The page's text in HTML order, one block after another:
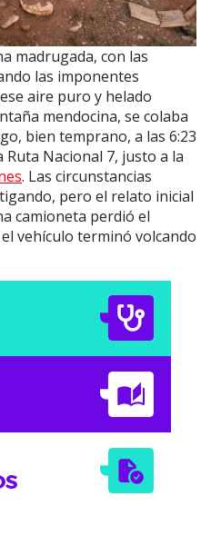
madrugada, con las
las imponentes
aire puro y helado
mendocina, se colaba
bien temprano, a las 6:23
Ruta Nacional 7, justo a la
. Las circunstancias
pero el relato inicial
camioneta perdió el
vehículo terminó volcando